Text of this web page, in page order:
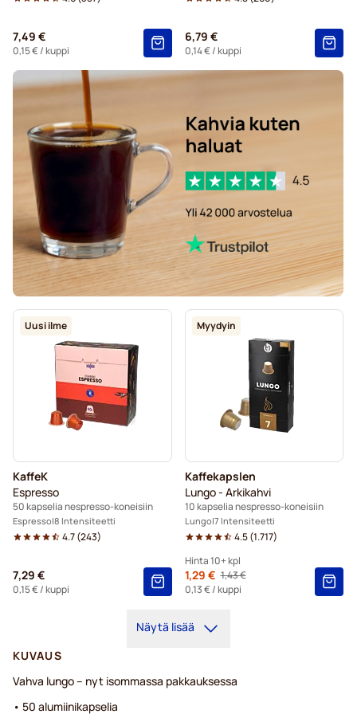
Kapselit Nespresso®-koneisiin
Merrild-kahvikapselit Nespresso®-koneisiin
Gevalia-kahvikapselit Nespresso®-koneisiin
Belmio-kahvikapselit Nespresso®-koneisiin
Friele-kahvikapselit Nespresso®-koneisiin
Garibaldi-kahvikapselit Nespresso®-koneisiin
7,49 €
0,15 €/ kuppi
6,79 €
0,14 €/ kuppi
Uusi ilme
KaffeK
Espresso
50 kapselia nespresso-koneisiin
Espresso 8 Intensiteetti
4.7(243)
7,29 €
0,15 €/ kuppi
Myydyin
Kaffekapslen
Lungo - Arkikahvi
10 kapselia nespresso-koneisiin
Lungo 7 Intensiteetti
4.5(1.717)
Hinta 10+ kpl
Regular Price
1,43 €
Alkaen
1,29 €
0,13 €/ kuppi
10+
Näytä lisää
KUVAUS
Vahva lungo – nyt isommassa pakkauksessa
• 50 alumiinikapselia